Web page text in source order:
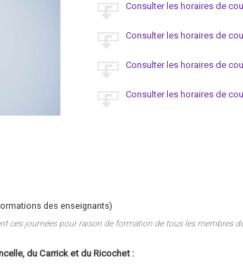
Consulter les horaires de
Consulter les horaires de
Consulter les horaires de
Consulter les horaires de
des enseignants)
ces journées pour raison de formation de tous les membres
du Carrick et du Ricochet :